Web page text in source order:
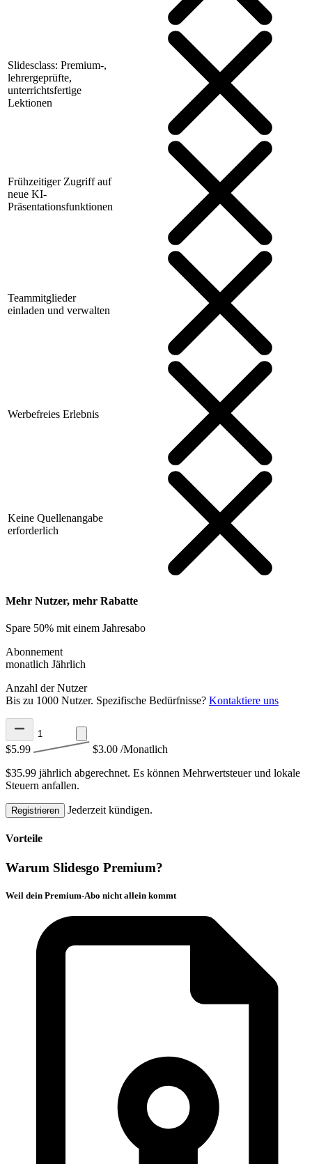
Slidesclass: Premium-,
lehrergeprüfte,
unterrichtsfertige
Lektionen
Frühzeitiger Zugriff auf
neue KI-
Präsentationsfunktionen
Teammitglieder
einladen und verwalten
Werbefreies Erlebnis
Keine Quellenangabe
erforderlich
Mehr Nutzer, mehr Rabatte
Spare 50% mit einem Jahresabo
Abonnement
monatlich Jährlich
Anzahl der Nutzer
Bis zu 1000 Nutzer. Spezifische Bedürfnisse? Kontaktiere uns
$5.99 $3.00 /Monatlich
$35.99 jährlich abgerechnet. Es können Mehrwertsteuer und lokale
Steuern anfallen.
Registrieren Jederzeit kündigen.
Vorteile
Warum Slidesgo Premium?
Weil dein Premium-Abo nicht allein kommt